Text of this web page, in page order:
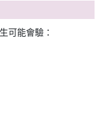
可能會驗：